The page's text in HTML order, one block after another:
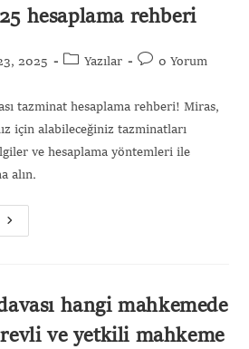
hesaplama rehberi
2025 Yazılar 0 Yorum
tazminat hesaplama rehberi! Miras,
için alabileceğiniz tazminatları
ve hesaplama yöntemleri ile
alın.
hangi mahkemede
ve yetkili mahkeme